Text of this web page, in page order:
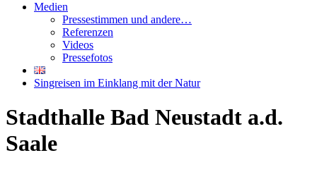
Medien
Pressestimmen und andere…
Referenzen
Videos
Pressefotos
Singreisen im Einklang mit der Natur
Stadthalle Bad Neustadt a.d.
Saale